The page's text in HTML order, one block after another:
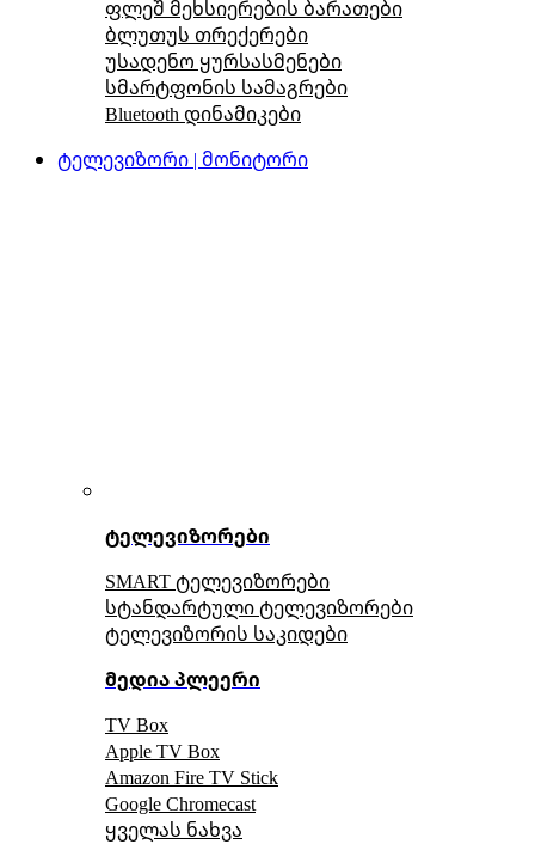
ფლეშ მეხსიერების ბარათები
ბლუთუს თრექერები
უსადენო ყურსასმენები
სმარტფონის სამაგრები
Bluetooth დინამიკები
ტელევიზორი | მონიტორი
ტელევიზორები
SMART ტელევიზორები
სტანდარტული ტელევიზორები
ტელევიზორის საკიდები
მედია პლეერი
TV Box
Apple TV Box
Amazon Fire TV Stick
Google Chromecast
ყველას ნახვა